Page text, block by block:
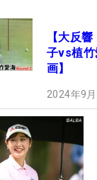
【大反
子vs植
画】
2024年9